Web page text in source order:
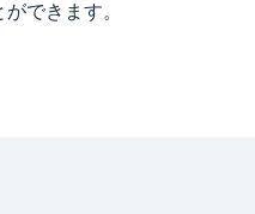
できます。